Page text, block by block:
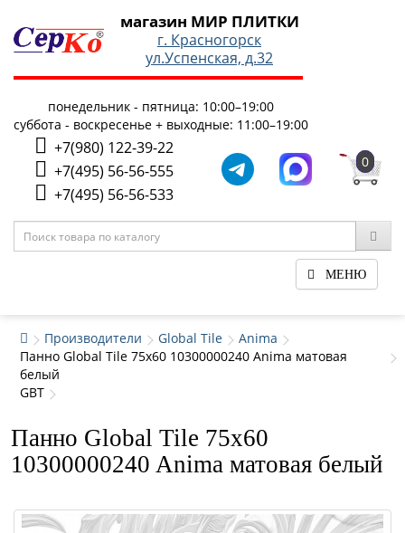
магазин МИР ПЛИТКИ
г. Красногорск
ул.Успенская, д.32
понедельник - пятница: 10:00–19:00
суббота - воскресенье + выходные: 11:00–19:00
+7(980) 122-39-22
+7(495) 56-56-555
+7(495) 56-56-533
0
МЕНЮ
Производители Global Tile
Anima
Панно Global Tile 75x60 10300000240 Anima матовая
белый
GBT
Панно Global Tile 75x60
10300000240 Anima матовая белый